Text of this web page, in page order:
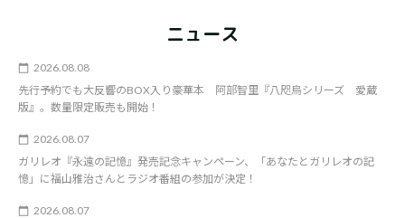
ニュース
2026.08.08
先行予約でも大反響のBOX入り豪華本 阿部智里『八咫烏シリーズ 愛蔵
版』。数量限定販売も開始！
2026.08.07
ガリレオ『永遠の記憶』発売記念キャンペーン、「あなたとガリレオの記
憶」に福山雅治さんとラジオ番組の参加が決定！
2026.08.07